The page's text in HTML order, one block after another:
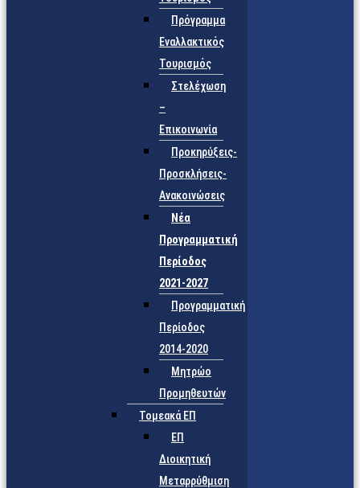
Πρόγραμμα
Εναλλακτικός
Τουρισμός
Στελέχωση
–
Επικοινωνία
Προκηρύξεις-
Προσκλήσεις-
Ανακοινώσεις
Νέα
Προγραμματική
Περίοδος
2021-2027
Προγραμματική
Περίοδος
2014-2020
Μητρώο
Προμηθευτών
Τομεακά ΕΠ
ΕΠ
Διοικητική
Μεταρρύθμιση